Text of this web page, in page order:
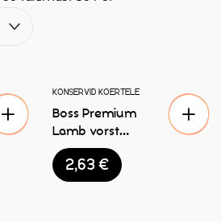
KONSERVID KOERTELE
Boss Premium
Lamb vorst
koertele 1kg
2,63€